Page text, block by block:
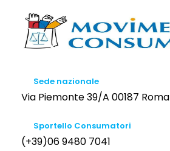
Sede nazionale
Via Piemonte 39/A 00187 Roma
Sportello Consumatori
(+39)06 9480 7041